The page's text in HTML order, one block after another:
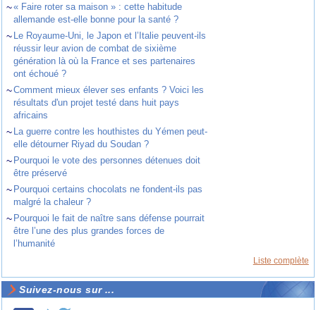
~« Faire roter sa maison » : cette habitude
allemande est-elle bonne pour la santé ?
~ Le Royaume-Uni, le Japon et l’Italie peuvent-ils
réussir leur avion de combat de sixième
génération là où la France et ses partenaires
ont échoué ?
~Comment mieux élever ses enfants ? Voici les
résultats d'un projet testé dans huit pays
africains
~ La guerre contre les houthistes du Yémen peut-
elle détourner Riyad du Soudan ?
~ Pourquoi le vote des personnes détenues doit
être préservé
~ Pourquoi certains chocolats ne fondent-ils pas
malgré la chaleur ?
~ Pourquoi le fait de naître sans défense pourrait
être l’une des plus grandes forces de
l’humanité
Liste complète
Suivez-nous sur ...